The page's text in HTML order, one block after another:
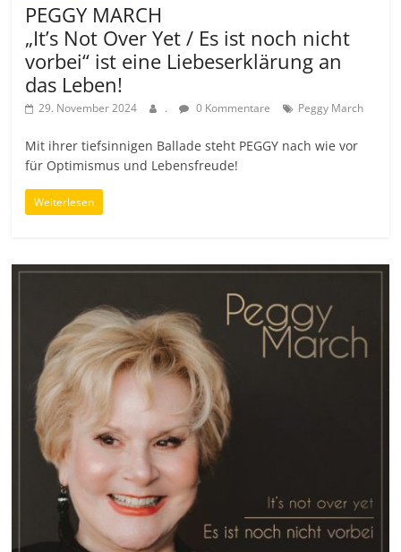
PEGGY MARCH
„It’s Not Over Yet / Es ist noch nicht
vorbei“ ist eine Liebeserklärung an
das Leben!
29. November 2024 . 0 Kommentare Peggy March
Mit ihrer tiefsinnigen Ballade steht PEGGY nach wie vor
für Optimismus und Lebensfreude!
Weiterlesen